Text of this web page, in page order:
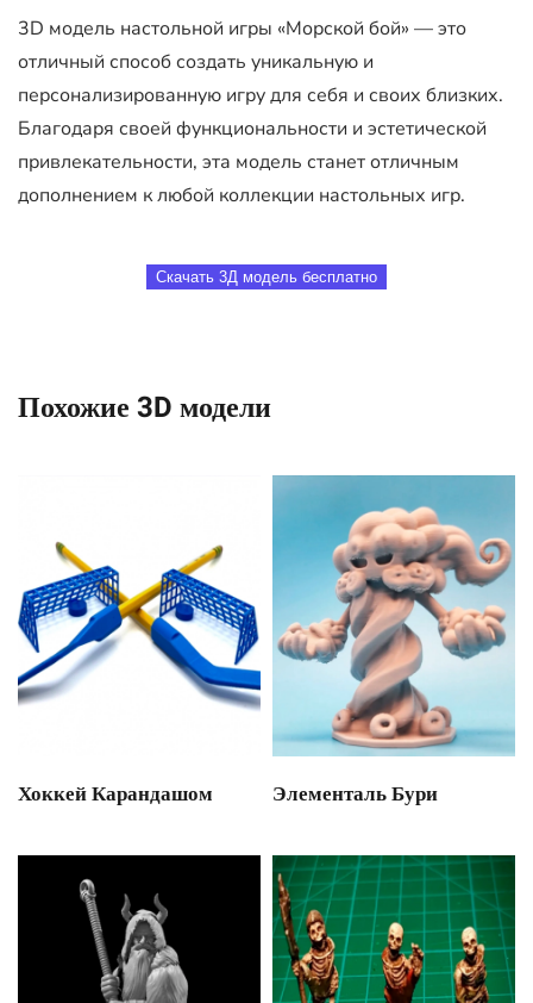
3D модель настольной игры «Морской бой» — это
отличный способ создать уникальную и
персонализированную игру для себя и своих близких.
Благодаря своей функциональности и эстетической
привлекательности, эта модель станет отличным
дополнением к любой коллекции настольных игр.
Скачать 3Д модель бесплатно
Похожие 3D модели
Хоккей Карандашом Элементаль Бури